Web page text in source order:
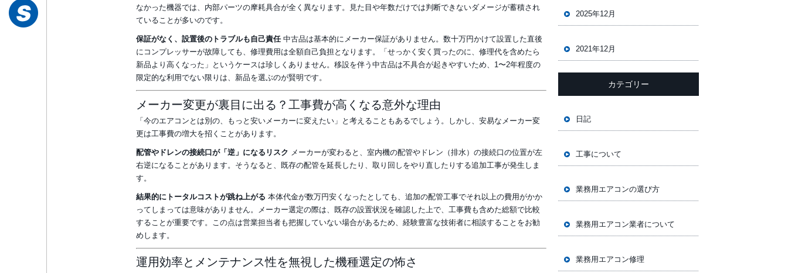
なかった機器では、内部パーツの摩耗具合が全く異なります。見た目や年数だけでは判断できないダメージが蓄積され
ていることが多いのです。
保証がなく、設置後のトラブルも自己責任中古品は基本的にメーカー保証がありません。数十万円かけて設置した直後
にコンプレッサーが故障しても、修理費用は全額自己負担となります。「せっかく安く買ったのに、修理代を含めたら
新品より高くなった」というケースは珍しくありません。移設を伴う中古品は不具合が起きやすいため、1〜2年程度の
限定的な利用でない限りは、新品を選ぶのが賢明です。
メーカー変更が裏目に出る？工事費が高くなる意外な理由
「今のエアコンとは別の、もっと安いメーカーに変えたい」と考えることもあるでしょう。しかし、安易なメーカー変
更は工事費の増大を招くことがあります。
配管やドレンの接続口が「逆」になるリスク メーカーが変わると、室内機の配管やドレン（排水）の接続口の位置が左
右逆になることがあります。そうなると、既存の配管を延長したり、取り回しをやり直したりする追加工事が発生しま
す。
結果的にトータルコストが跳ね上がる 本体代金が数万円安くなったとしても、追加の配管工事でそれ以上の費用がかか
ってしまっては意味がありません。メーカー選定の際は、既存の設置状況を確認した上で、工事費も含めた総額で比較
することが重要です。この点は営業担当者も把握していない場合があるため、経験豊富な技術者に相談することをお勧
めします。
運用効率とメンテナンス性を無視した機種選定の怖さ
2025年12月
2021年12月
カテゴリー
日記
工事について
業務用エアコンの選び方
業務用エアコン業者について
業務用エアコン修理